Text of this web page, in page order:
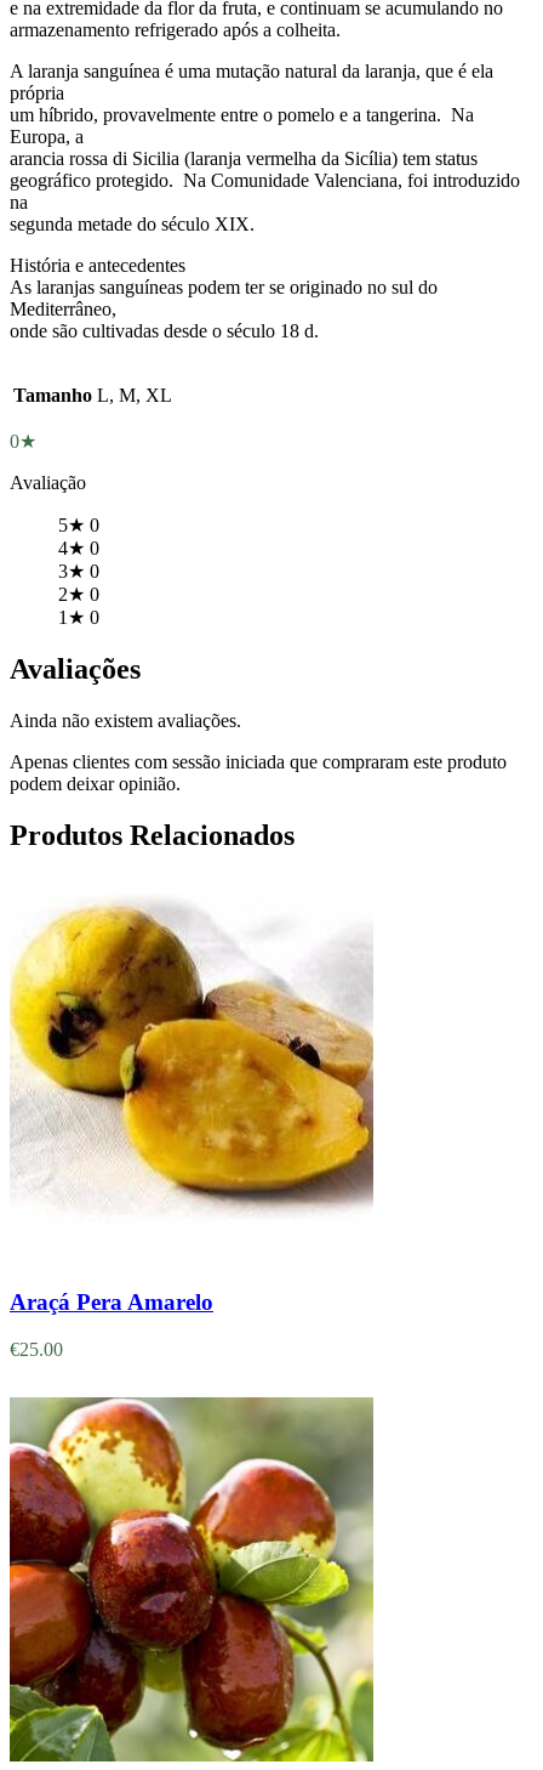
e na extremidade da flor da fruta, e continuam se acumulando no
armazenamento refrigerado após a colheita.
A laranja sanguínea é uma mutação natural da laranja, que é ela
própria
um híbrido, provavelmente entre o pomelo e a tangerina. Na
Europa, a
arancia rossa di Sicilia (laranja vermelha da Sicília) tem status
geográfico protegido. Na Comunidade Valenciana, foi introduzido
na
segunda metade do século XIX.
História e antecedentes
As laranjas sanguíneas podem ter se originado no sul do
Mediterrâneo,
onde são cultivadas desde o século 18 d.
Tamanho L, M, XL
0★
Avaliação
5★ 0
4★ 0
3★ 0
2★ 0
1★ 0
Avaliações
Ainda não existem avaliações.
Apenas clientes com sessão iniciada que compraram este produto
podem deixar opinião.
Produtos Relacionados
Araçá Pera Amarelo
€25.00